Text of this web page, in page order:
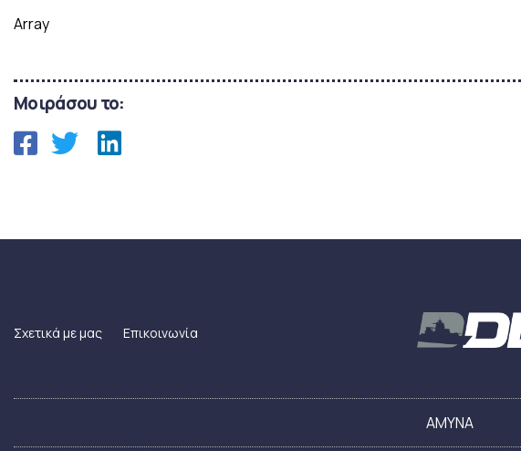
Array
Μοιράσου το:
Σχετικά με μας Επικοινωνία
ΑΜΥΝΑ